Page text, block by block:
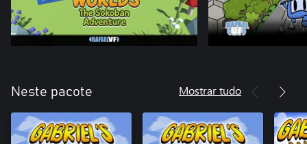
Neste pacote Mostrar tudo